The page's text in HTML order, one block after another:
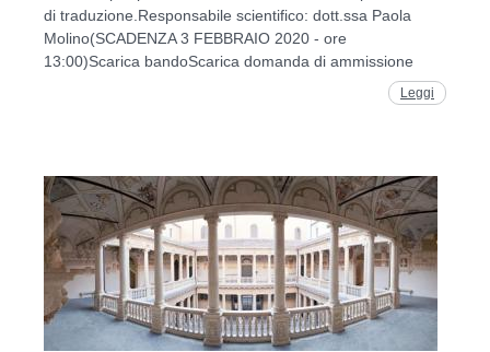
di traduzione.Responsabile scientifico: dott.ssa Paola
Molino(SCADENZA 3 FEBBRAIO 2020 - ore
13:00)Scarica bandoScarica domanda di ammissione
Leggi